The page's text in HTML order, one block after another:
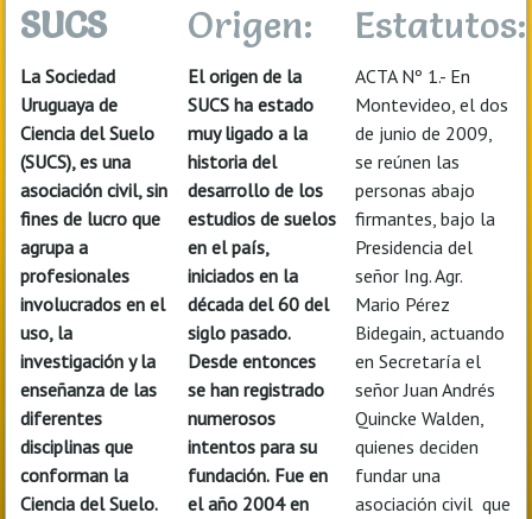
SUCS
La Sociedad
Uruguaya de
Ciencia del Suelo
(SUCS), es una
asociación civil, sin
fines de lucro que
agrupa a
profesionales
involucrados en el
uso, la
investigación y la
enseñanza de las
diferentes
disciplinas que
conforman la
Ciencia del Suelo.
Origen:
El origen de la
SUCS ha estado
muy ligado a la
historia del
desarrollo de los
estudios de suelos
en el país,
iniciados en la
década del 60 del
siglo pasado.
Desde entonces
se han registrado
numerosos
intentos para su
fundación. Fue en
el año 2004 en
Estatutos:
ACTA Nº 1.- En
Montevideo, el dos
de junio de 2009,
se reúnen las
personas abajo
firmantes, bajo la
Presidencia del
señor Ing. Agr.
Mario Pérez
Bidegain, actuando
en Secretaría el
señor Juan Andrés
Quincke Walden,
quienes deciden
fundar una
asociación civil que